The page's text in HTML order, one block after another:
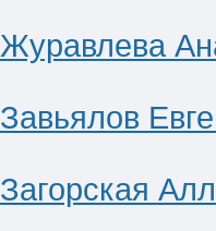
Журавлева
Завьялов
Загорская